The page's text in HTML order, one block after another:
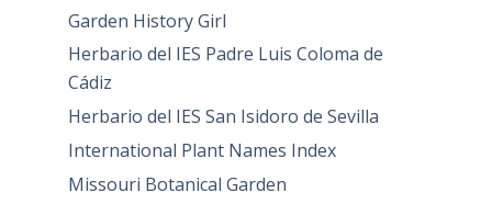
Garden History Girl
Herbario del IES Padre Luis Coloma de
Cádiz
Herbario del IES San Isidoro de Sevilla
International Plant Names Index
Missouri Botanical Garden